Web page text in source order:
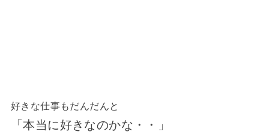
好きな仕事もだんだんと
「本当に好きなのかな・・」